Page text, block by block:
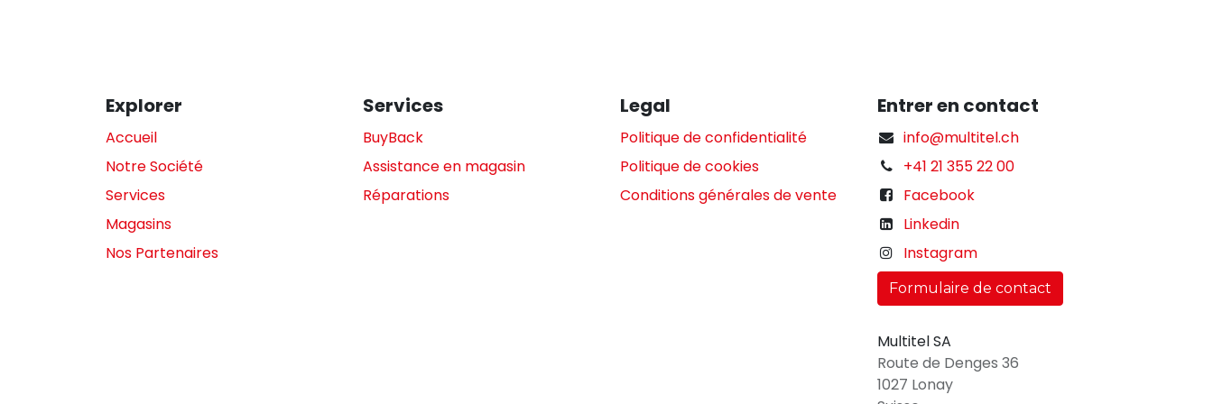
Explorer
Accueil
Notre Société
Services
Magasins
Nos Partenaires
Services
BuyBack
Assistance en magasin
Réparations
Legal
Politique de confidentialité
Politique de cookies
Conditions générales de vente
Entrer en contact
info@multitel.ch
+41 21 355 22 00
Facebook
Linkedin
Instagram
Formulaire de contact
Multitel SA
Route de Denges 36
1027 Lonay